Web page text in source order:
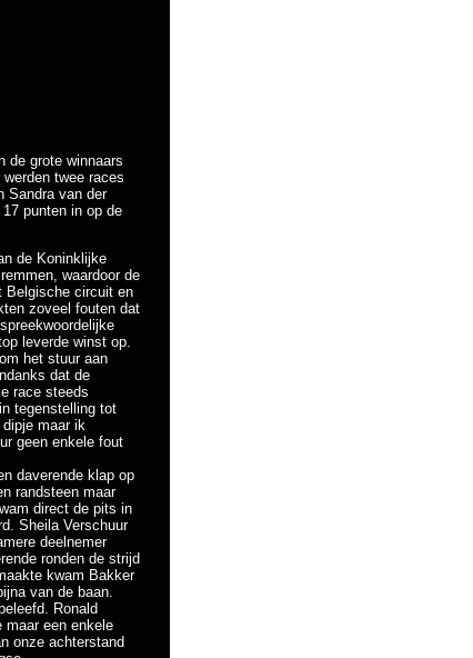
de grote winnaars
twee races
Sandra van der
punten in op de
de Koninklijke
waardoor de
Belgische circuit en
zoveel fouten dat
leverde winst op.
het stuur aan
dat de
race steeds
tegenstelling tot
maar ik
geen enkele fout
daverende klap op
randsteen maar
direct de pits in
Sheila Verschuur
deelnemer
ronden de strijd
kwam Bakker
van de baan.
Ronald
maar een enkele
onze achterstand